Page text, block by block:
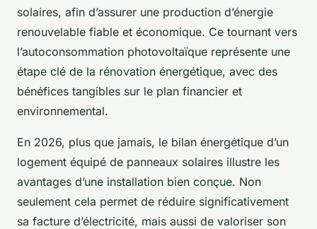
solaires, afin d’assurer une production d’énergie
renouvelable fiable et économique. Ce tournant vers
l’autoconsommation photovoltaïque représente une
étape clé de la rénovation énergétique, avec des
bénéfices tangibles sur le plan financier et
environnemental.
En 2026, plus que jamais, le bilan énergétique d’un
logement équipé de panneaux solaires illustre les
avantages d’une installation bien conçue. Non
seulement cela permet de réduire significativement
sa facture d’électricité, mais aussi de valoriser son